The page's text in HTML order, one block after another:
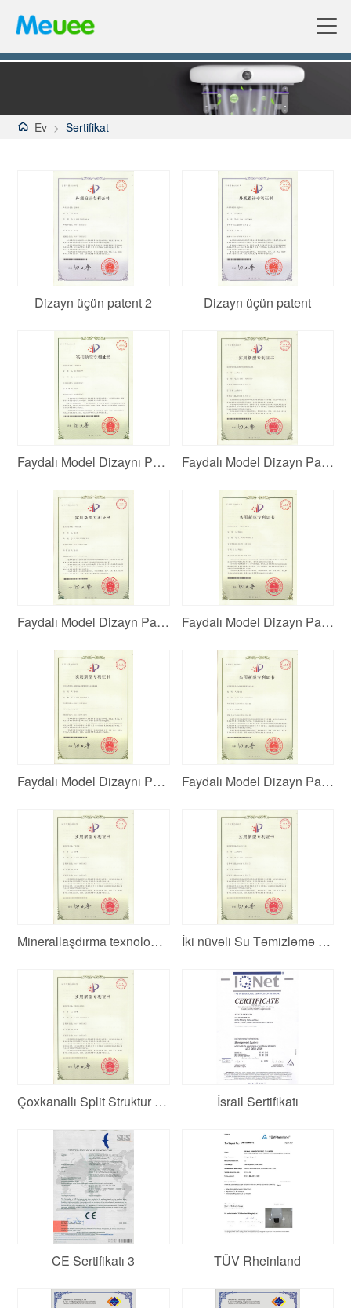
Ev > Sertifikat
Dizayn üçün patent 2 Dizayn üçün patent
Faydalı Model Dizaynı Patent Sertifikatı 6 Faydalı Model Dizayn Patent Sertifikatı 5
Faydalı Model Dizayn Patent Sertifikatı 4 Faydalı Model Dizayn Patent Sertifikatı 3
Faydalı Model Dizaynı Patent Sertifikatı 2 Faydalı Model Dizayn Patent Sertifikatı
Minerallaşdırma texnologiyası üçün patent İki nüvəli Su Təmizləmə Texnologiyası üçün patent
Çoxkanallı Split Struktur Texnologiyası üçün patent İsrail Sertifikatı
CE Sertifikatı 3 TÜV Rheinland